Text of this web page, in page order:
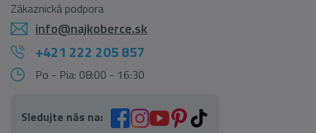
Zákaznická podpora
info@najkoberce.sk
+421 222 205 857
Po - Pia: 08:00 - 16:30
Sledujte nás na: